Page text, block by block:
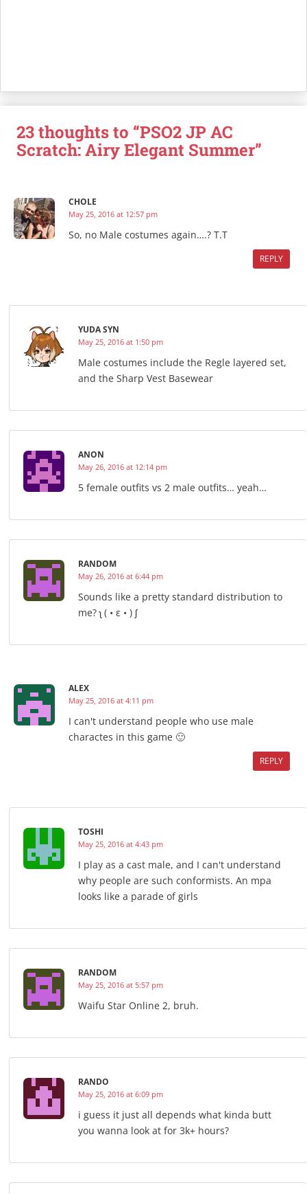
23 thoughts to “PSO2 JP AC
Scratch: Airy Elegant Summer”
CHOLE
May 25, 2016 at 12:57 pm
So, no Male costumes again….? T.T
REPLY
YUDA SYN
May 25, 2016 at 1:50 pm
Male costumes include the Regle layered set,
and the Sharp Vest Basewear
ANON
May 26, 2016 at 12:14 pm
5 female outfits vs 2 male outfits… yeah…
RANDOM
May 26, 2016 at 6:44 pm
Sounds like a pretty standard distribution to
me? ʅ ( • ε • ) ʃ
ALEX
May 25, 2016 at 4:11 pm
I can't understand people who use male
charactes in this game 🙂
REPLY
TOSHI
May 25, 2016 at 4:43 pm
I play as a cast male, and I can't understand
why people are such conformists. An mpa
looks like a parade of girls
RANDOM
May 25, 2016 at 5:57 pm
Waifu Star Online 2, bruh.
RANDO
May 25, 2016 at 6:09 pm
i guess it just all depends what kinda butt
you wanna look at for 3k+ hours?